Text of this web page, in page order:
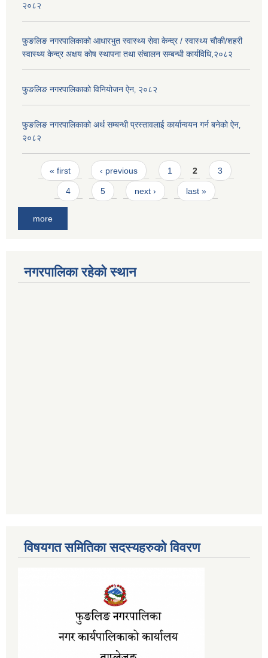
२०८२
फुङलिङ नगरपालिकाको आधारभुत स्वास्थ्य सेवा केन्द्र / स्वास्थ्य चौकी/शहरी
स्वास्थ्य केन्द्र अक्षय कोष स्थापना तथा संचालन सम्बन्धी कार्यविधि,२०८२
फुङलिङ नगरपालिकाको विनियोजन ऐन‚ २०८२
फुङलिङ नगरपालिकाको अर्थ सम्बन्धी प्रस्तावलाई कार्यान्वयन गर्न बनेको ऐन‚
२०८२
Pages
« first ‹ previous 1 2 3
4 5 next › last »
more
नगरपालिका रहेको स्थान
विषयगत समितिका सदस्यहरुको विवरण